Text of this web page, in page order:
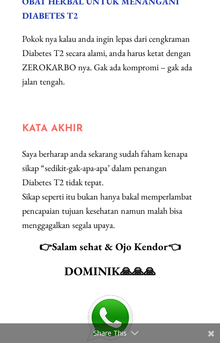
DIABETES T2
Pokok nya kalau anda ingin lepas dari cengkraman
Diabetes T2 secara alami, anda harus ketat dengan
ZEROKARBO nya. Gak ada kompromi – gak ada
jalan tengah.
KATA AKHIR
Saya berharap anda sekarang sudah faham kenapa
sikap “sedikit-gak-apa-apa’ dalam penangan
Diabetes T2 tidak tepat.
Sikap seperti itu bukan hanya bakal memperlambat
pencapaian tujuan kesehatan namun malah bisa
menggagalkan segala upaya.
👉Salam sehat & Ojo Kendor👈
DOMINIK🙏🙏🙏
Share This